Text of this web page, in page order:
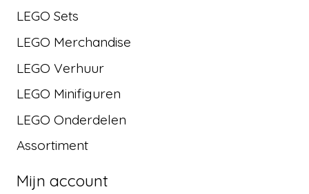
LEGO Sets
LEGO Merchandise
LEGO Verhuur
LEGO Minifiguren
LEGO Onderdelen
Assortiment
Mijn account